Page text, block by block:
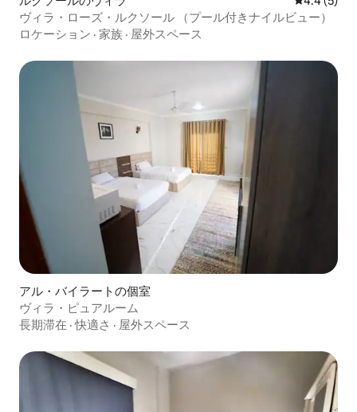
ヴィラ・ローズ・ルクソール （プール付きナイルビュー）
ロケーション · 家族 · 屋外スペース
アル・バイラートの個室
ヴィラ・ピュアルーム
長期滞在 ·快適さ · 屋外スペース